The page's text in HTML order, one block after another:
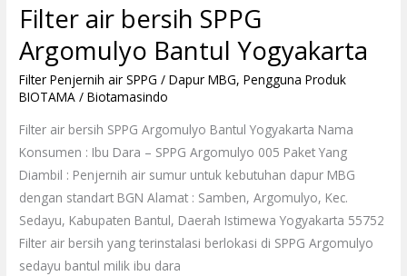
Filter air bersih SPPG
Argomulyo Bantul Yogyakarta
Filter Penjernih air SPPG / Dapur MBG,Pengguna Produk
BIOTAMA /Biotamasindo
Filter air bersih SPPG Argomulyo Bantul Yogyakarta Nama
Konsumen : Ibu Dara – SPPG Argomulyo 005 Paket Yang
Diambil : Penjernih air sumur untuk kebutuhan dapur MBG
dengan standart BGN Alamat : Samben, Argomulyo, Kec.
Sedayu, Kabupaten Bantul, Daerah Istimewa Yogyakarta 55752
Filter air bersih yang terinstalasi berlokasi di SPPG Argomulyo
sedayu bantul milik ibu dara
bersih
SPPG
Argomulyo
Bantul
Yogyakarta